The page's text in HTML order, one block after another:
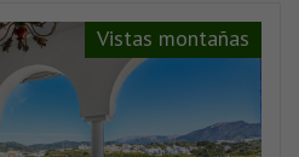
Vistas montañas